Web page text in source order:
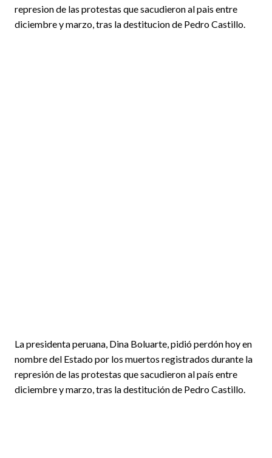
represion de las protestas que sacudieron al pais entre
diciembre y marzo, tras la destitucion de Pedro Castillo.
La presidenta peruana, Dina Boluarte, pidió perdón hoy en
nombre del Estado por los muertos registrados durante la
represión de las protestas que sacudieron al país entre
diciembre y marzo, tras la destitución de Pedro Castillo.